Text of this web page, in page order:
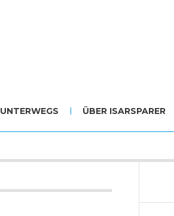
UNTERWEGS ÜBER ISARSPARER